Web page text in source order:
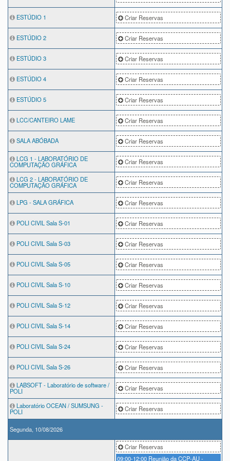
ESTÚDIO 1 Criar Reservas
ESTÚDIO 2 Criar Reservas
ESTÚDIO 3 Criar Reservas
ESTÚDIO 4 Criar Reservas
ESTÚDIO 5 Criar Reservas
LCC/CANTEIRO LAME Criar Reservas
SALA ABÓBADA Criar Reservas
LCG 1 - LABORATÓRIO DE
COMPUTAÇÃO GRÁFICA Criar Reservas
LCG 2 - LABORATÓRIO DE
COMPUTAÇÃO GRÁFICA Criar Reservas
LPG - SALA GRÁFICA Criar Reservas
POLI CIVIL Sala S-01 Criar Reservas
POLI CIVIL Sala S-03 Criar Reservas
POLI CIVIL Sala S-05 Criar Reservas
POLI CIVIL Sala S-10 Criar Reservas
POLI CIVIL Sala S-12 Criar Reservas
POLI CIVIL Sala S-14 Criar Reservas
POLI CIVIL Sala S-24 Criar Reservas
POLI CIVIL Sala S-26 Criar Reservas
LABSOFT - Laboratório de software /
POLI Criar Reservas
Laboratório OCEAN / SUMSUNG -
POLI Criar Reservas
Segunda, 10/08/2026
Criar Reservas
09:00-12:00 Reunião da CCP-AU -